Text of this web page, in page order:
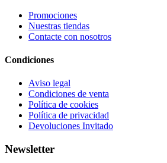
Promociones
Nuestras tiendas
Contacte con nosotros
Condiciones
Aviso legal
Condiciones de venta
Política de cookies
Política de privacidad
Devoluciones Invitado
Newsletter